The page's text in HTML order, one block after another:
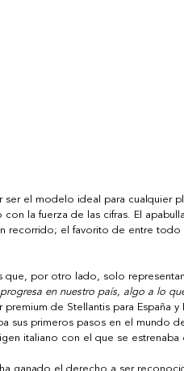
ser el modelo ideal para cualquier
con la fuerza de las cifras. El
recorrido; el favorito de entre
que, por otro lado, solo
en nuestro país, algo a lo
de Stellantis para España
sus primeros pasos en el mundo
italiano con el que se estrenaba